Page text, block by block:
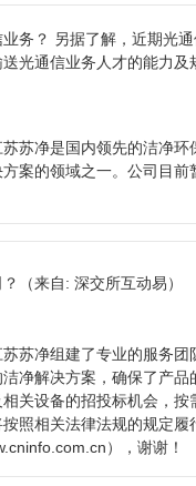
务？ 另据了解，近期光
光通信业务人才的能力及
苏净是国内领先的洁净环
案的领域之一。公司目前
（来自: 深交所互动易）
苏净组建了专业的服务团
净解决方案，确保了产品
关设备的招投标机会，按
照相关法律法规的规定履
），谢谢！